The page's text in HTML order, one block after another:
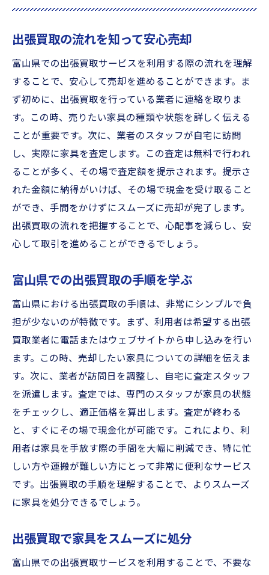
出張買取の流れを知って安心売却
富山県での出張買取サービスを利用する際の流れを理解
することで、安心して売却を進めることができます。ま
ず初めに、出張買取を行っている業者に連絡を取りま
す。この時、売りたい家具の種類や状態を詳しく伝える
ことが重要です。次に、業者のスタッフが自宅に訪問
し、実際に家具を査定します。この査定は無料で行われ
ることが多く、その場で査定額を提示されます。提示さ
れた金額に納得がいけば、その場で現金を受け取ること
ができ、手間をかけずにスムーズに売却が完了します。
出張買取の流れを把握することで、心配事を減らし、安
心して取引を進めることができるでしょう。
富山県での出張買取の手順を学ぶ
富山県における出張買取の手順は、非常にシンプルで負
担が少ないのが特徴です。まず、利用者は希望する出張
買取業者に電話またはウェブサイトから申し込みを行い
ます。この時、売却したい家具についての詳細を伝えま
す。次に、業者が訪問日を調整し、自宅に査定スタッフ
を派遣します。査定では、専門のスタッフが家具の状態
をチェックし、適正価格を算出します。査定が終わる
と、すぐにその場で現金化が可能です。これにより、利
用者は家具を手放す際の手間を大幅に削減でき、特に忙
しい方や運搬が難しい方にとって非常に便利なサービス
です。出張買取の手順を理解することで、よりスムーズ
に家具を処分できるでしょう。
出張買取で家具をスムーズに処分
富山県での出張買取サービスを利用することで、不要な